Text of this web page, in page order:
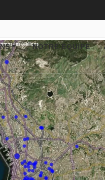
NOTRE ÉQUIPE